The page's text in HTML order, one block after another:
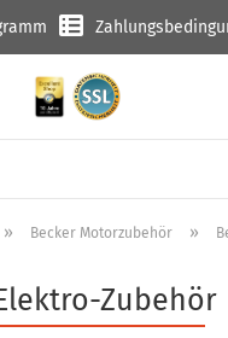
» Becker Motorzubehör »
Zubehör